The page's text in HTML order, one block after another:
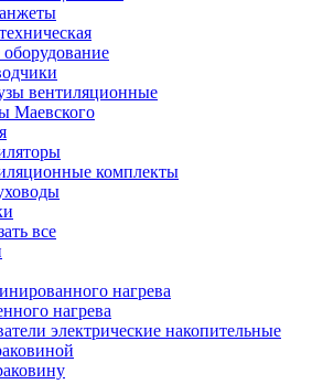
вентиляционные
Маевского
комплекты
все
нагрева
нагрева
электрические накопительные